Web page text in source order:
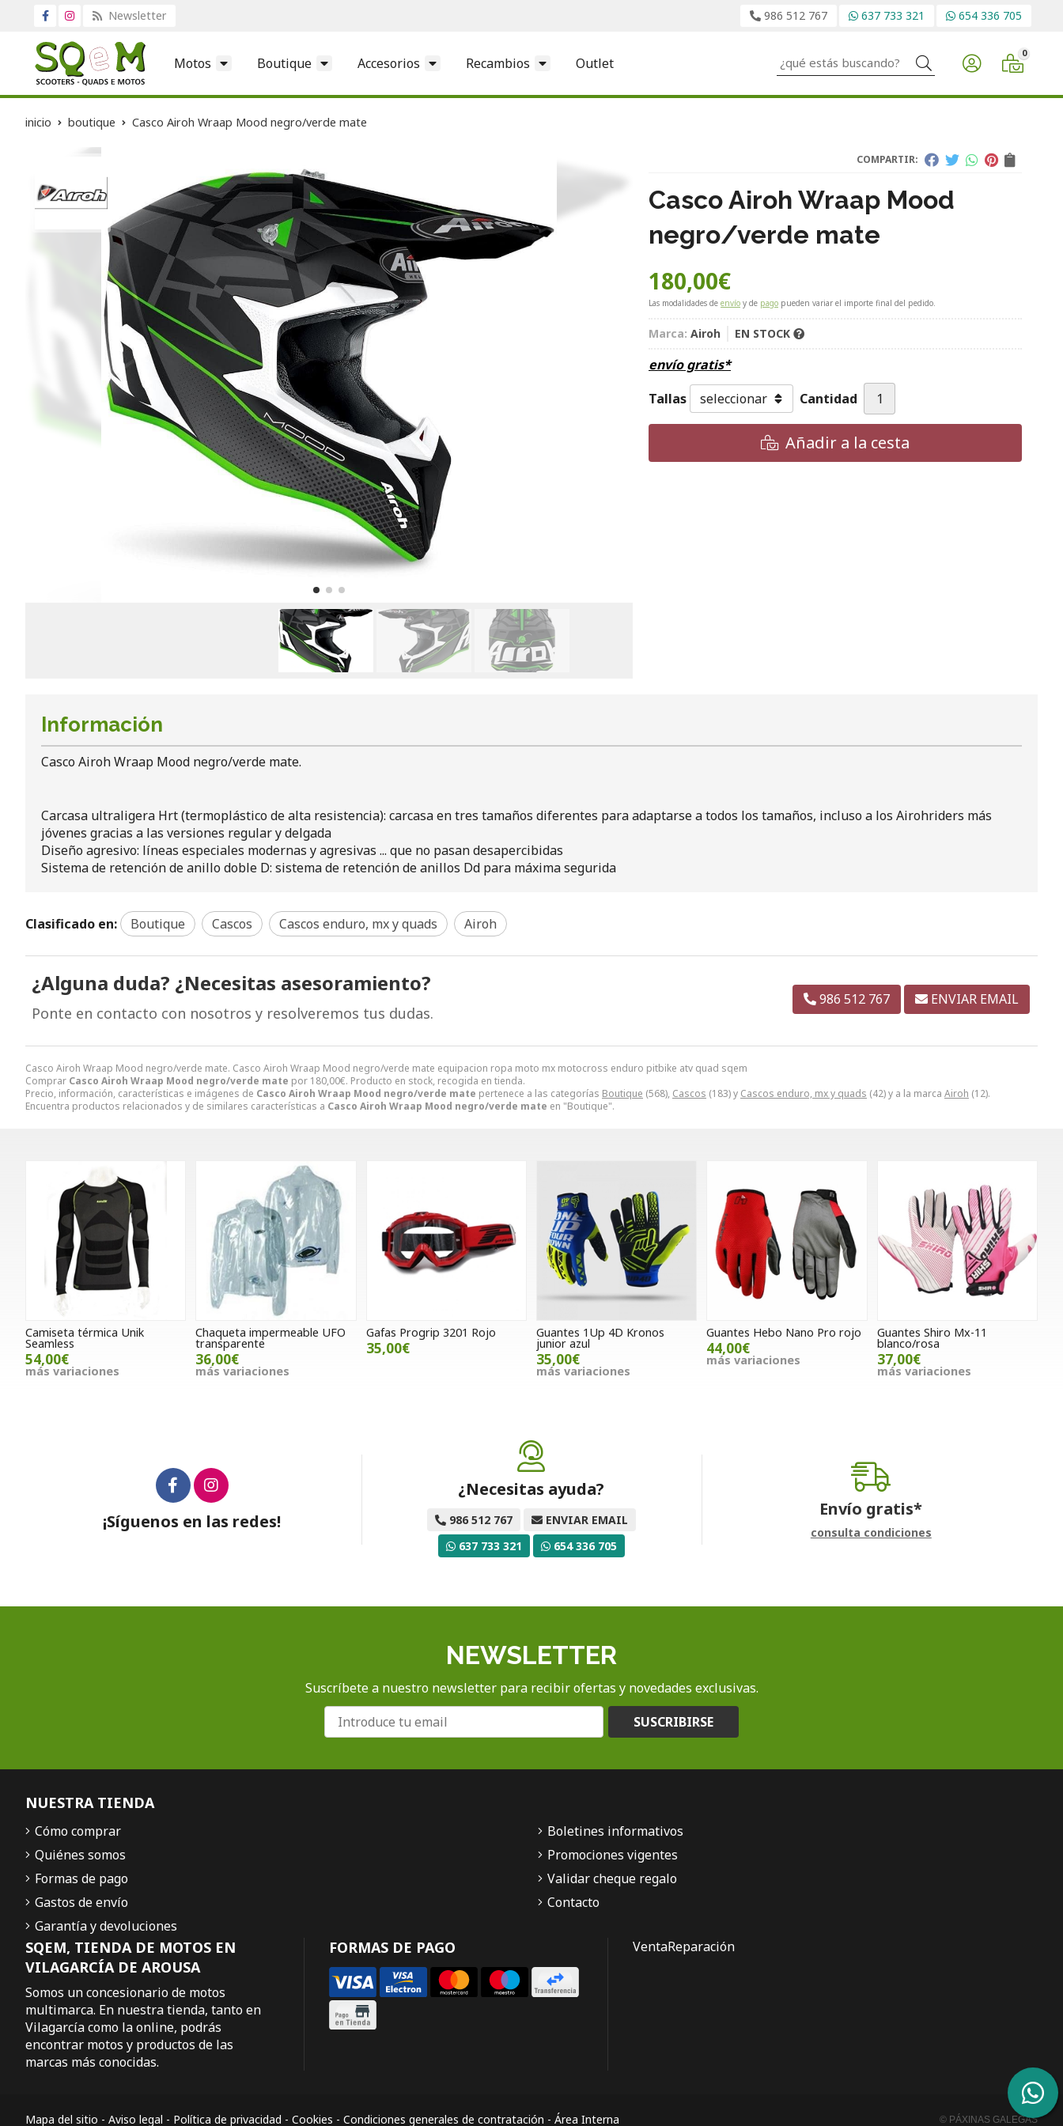
Newsletter 986 512 767 637 733 321 654 336 705
Motos Boutique Accesorios Recambios Outlet Buscar 0
inicio boutique Casco Airoh Wraap Mood negro/verde mate
COMPARTIR:
Casco Airoh Wraap Mood
negro/verde mate
180,00€
Las modalidades de envío y de pago pueden variar el importe final del pedido.
Marca: Airoh EN STOCK
envío gratis*
Tallas
Cantidad
Añadir a la cesta
Casco Airoh Wraap Mood negro/verde mate. Casco Airoh Wraap Mood negro/verde mate equipacion ropa moto mx motocross enduro pitbike atv quad sqem
Comprar Casco Airoh Wraap Mood negro/verde mate por 180,00€. Producto en stock, recogida en tienda.
Precio, información, características e imágenes de Casco Airoh Wraap Mood negro/verde mate pertenece a las categorías Boutique (568), Cascos (183) y Cascos enduro, mx y quads (42) y a la marca Airoh (12).
Encuentra productos relacionados y de similares características a Casco Airoh Wraap Mood negro/verde mate en "Boutique".
Información
Casco Airoh Wraap Mood negro/verde mate.
Carcasa ultraligera Hrt (termoplástico de alta resistencia): carcasa en tres tamaños diferentes para adaptarse a todos los tamaños, incluso a los Airohriders más
jóvenes gracias a las versiones regular y delgada
Diseño agresivo: líneas especiales modernas y agresivas ... que no pasan desapercibidas
Sistema de retención de anillo doble D: sistema de retención de anillos Dd para máxima segurida
Clasificado en: Boutique Cascos Cascos enduro, mx y quads Airoh
¿Alguna duda? ¿Necesitas asesoramiento?
Ponte en contacto con nosotros y resolveremos tus dudas.
986 512 767 ENVIAR EMAIL
Camiseta térmica Unik
Seamless
54,00€
más variaciones
Chaqueta impermeable UFO
transparente
36,00€
más variaciones
Gafas Progrip 3201 Rojo
35,00€
Guantes 1Up 4D Kronos
junior azul
35,00€
más variaciones
Guantes Hebo Nano Pro rojo
44,00€
más variaciones
Guantes Shiro Mx-11
blanco/rosa
37,00€
más variaciones
¡Síguenos en las redes!
¿Necesitas ayuda?
986 512 767
ENVIAR EMAIL
637 733 321
654 336 705
Envío gratis*
consulta condiciones
NEWSLETTER
Suscríbete a nuestro newsletter para recibir ofertas y novedades exclusivas.
SUSCRIBIRSE
SQEM, TIENDA DE MOTOS EN
VILAGARCÍA DE AROUSA
Somos un concesionario de motos
multimarca. En nuestra tienda, tanto en
Vilagarcía como la online, podrás
encontrar motos y productos de las
marcas más conocidas.
FORMAS DE PAGO
NUESTRA TIENDA
Cómo comprar
Quiénes somos
Formas de pago
Gastos de envío
Garantía y devoluciones
Boletines informativos
Promociones vigentes
Validar cheque regalo
Contacto
VentaReparación
Mapa del sitio - Aviso legal - Política de privacidad - Cookies - Condiciones generales de contratación - Área Interna © PÁXINAS GALEGAS